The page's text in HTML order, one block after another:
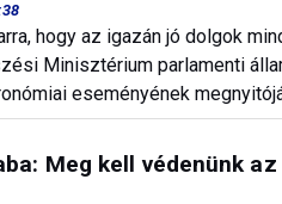
hogy az igazán jó dolgok
Minisztérium parlamenti
eseményének
Meg kell védenünk